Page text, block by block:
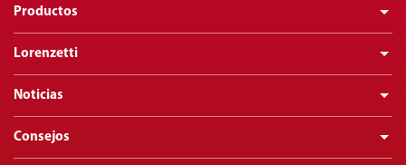
Productos
Lorenzetti
Noticias
Consejos